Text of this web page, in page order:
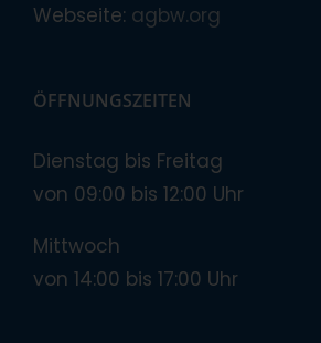
Webseite: agbw.org
ÖFFNUNGSZEITEN
Dienstag bis Freitag
von 09:00 bis 12:00 Uhr
Mittwoch
von 14:00 bis 17:00 Uhr